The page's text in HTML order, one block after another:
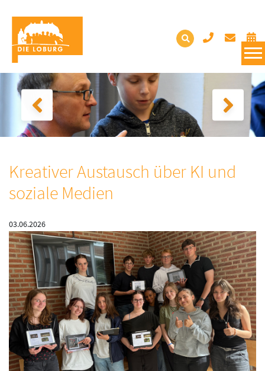
Kreativer Austausch über KI und
soziale Medien
03.06.2026